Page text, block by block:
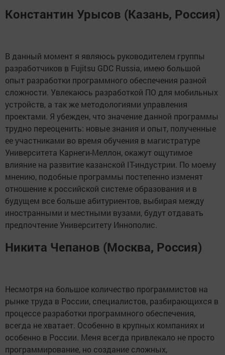
Константин Урысов (Казань, Россия)
В данный момент я являюсь руководителем группы
разработчиков в Fujitsu GDC Russia, имею большой
опыт разработки программного обеспечения разной
сложности. Увлекаюсь разработкой ПО для мобильных
устройств, а так же методологиями управления
проектами. Я убежден, что значение данной программы
трудно переоценить: новые знания и опыт, полученные
ее участниками во время обучения в магистратуре
Университета Карнеги-Меллон, окажут ощутимое
влияние на развитие казанской IT-индустрии. По моему
мнению, подобные программы постепенно изменят
отношение к российской системе образования и в
будущем все больше абитуриентов, выбирая между
иностранными и местными вузами, будут отдавать
предпочтение Университету Иннополис.
Никита Чепанов (Москва, Россия)
Несмотря на большое количество программистов на
рынке труда в России, специалистов, разбирающихся в
процессе разработки программного обеспечения,
всегда не хватает. Особенно в крупных компаниях и
особенно в России. Меня всегда привлекало не просто
программирование, но создание сложных,